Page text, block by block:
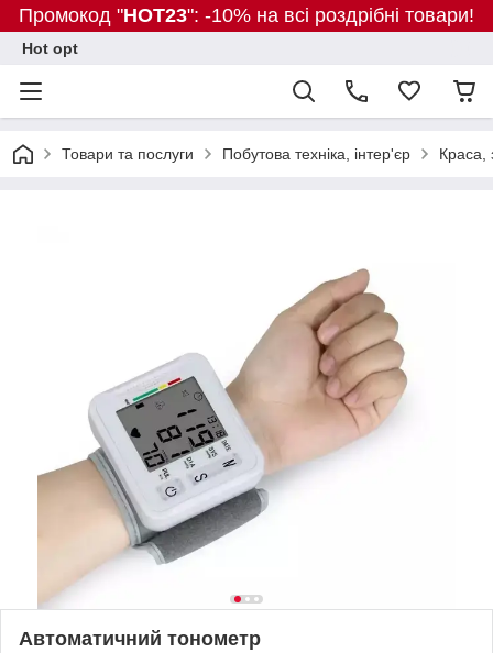
Промокод "HOT23": -10% на всі роздрібні товари!
Hot opt
Товари та послуги Побутова техніка, інтер'єр Краса,
Автоматичний тонометр